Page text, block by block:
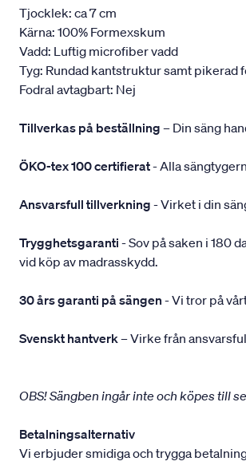
Tjocklek: ca 7 cm
Kärna: 100% Formexskum
Vadd: Luftig microfiber vadd
Tyg: Rundad kantstruktur samt pikerad
Fodral avtagbart: Nej
Tillverkas på beställning – Din säng
ÖKO-tex 100 certifierat- Alla
Ansvarsfull tillverkning - Virket i din
Trygghetsgaranti - Sov på saken i 180
vid köp av madrasskydd.
30 års garanti på sängen - Vi tror på
Svenskt hantverk– Virke från
OBS! Sängben ingår inte och köpes till
Betalningsalternativ
Vi erbjuder smidiga och trygga